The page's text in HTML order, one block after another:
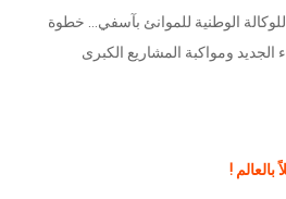
الوطنية للموانئ بآسفي… خطوة
الجديد ومواكبة المشاريع الكبرى
بالعالم !